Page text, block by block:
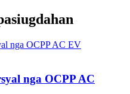
nga OCPP AC